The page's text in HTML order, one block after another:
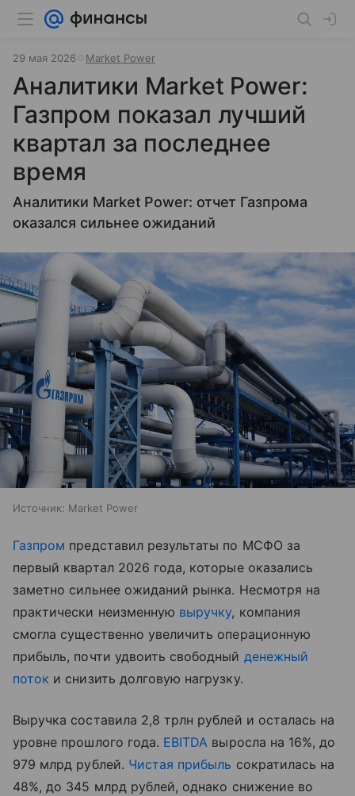
29 мая 2026 Market Power
Аналитики Market Power:
Газпром показал лучший
квартал за последнее
время
Аналитики Market Power: отчет Газпрома
оказался сильнее ожиданий
Источник: Market Power
Газпром представил результаты по МСФО за
первый квартал 2026 года, которые оказались
заметно сильнее ожиданий рынка. Несмотря на
практически неизменную выручку, компания
смогла существенно увеличить операционную
прибыль, почти удвоить свободный денежный
поток и снизить долговую нагрузку.
Выручка составила 2,8 трлн рублей и осталась на
уровне прошлого года. EBITDA выросла на 16%, до
979 млрд рублей. Чистая прибыль сократилась на
48%, до 345 млрд рублей, однако снижение во